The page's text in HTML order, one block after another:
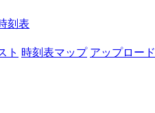
刻表
ト 時刻表マップ アップロード